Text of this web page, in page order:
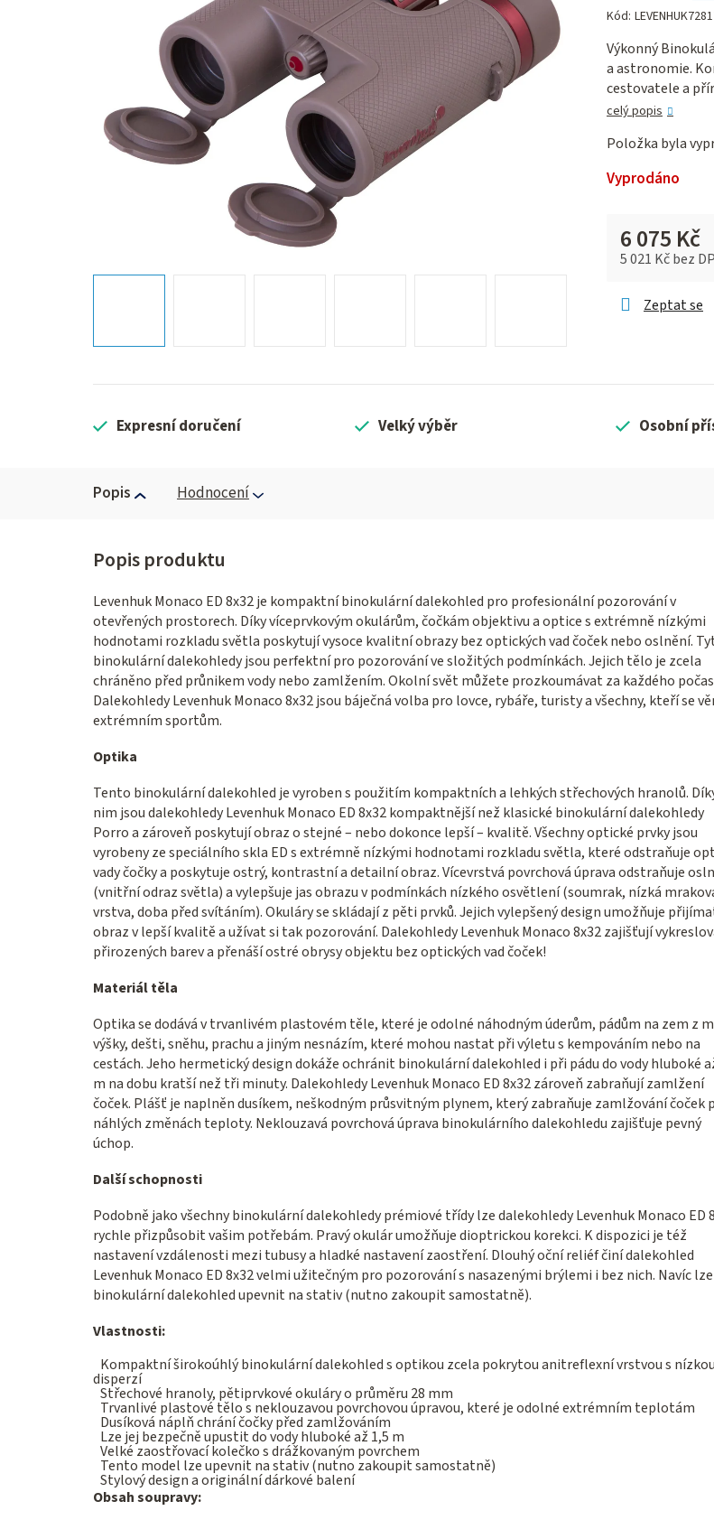
hodnocení
je
0,0
z 5
hvězdiček.
Kód:
Výkonný
a astronomie.
cestovatele a
celý popis
Položka byla
Vyprodáno
6 075 Kč
5 021 Kč bez
Zeptat se
Expresní doručení Velký výběr Osobní
Popis Hodnocení
Levenhuk Monaco ED 8x32 je kompaktní binokulární dalekohled pro profesionální pozorování v
otevřených prostorech. Díky víceprvkovým okulárům, čočkám objektivu a optice s extrémně nízkými
hodnotami rozkladu světla poskytují vysoce kvalitní obrazy bez optických vad čoček nebo oslnění.
binokulární dalekohledy jsou perfektní pro pozorování ve složitých podmínkách. Jejich tělo je zcela
chráněno před průnikem vody nebo zamlžením. Okolní svět můžete prozkoumávat za každého
Dalekohledy Levenhuk Monaco 8x32 jsou báječná volba pro lovce, rybáře, turisty a všechny, kteří se
extrémním sportům.
Optika
Tento binokulární dalekohled je vyroben s použitím kompaktních a lehkých střechových hranolů.
nim jsou dalekohledy Levenhuk Monaco ED 8x32 kompaktnější než klasické binokulární dalekohledy
Porro a zároveň poskytují obraz o stejné – nebo dokonce lepší – kvalitě. Všechny optické prvky jsou
vyrobeny ze speciálního skla ED s extrémně nízkými hodnotami rozkladu světla, které odstraňuje
vady čočky a poskytuje ostrý, kontrastní a detailní obraz. Vícevrstvá povrchová úprava odstraňuje
(vnitřní odraz světla) a vylepšuje jas obrazu v podmínkách nízkého osvětlení (soumrak, nízká
vrstva, doba před svítáním). Okuláry se skládají z pěti prvků. Jejich vylepšený design umožňuje
obraz v lepší kvalitě a užívat si tak pozorování. Dalekohledy Levenhuk Monaco 8x32 zajišťují
přirozených barev a přenáší ostré obrysy objektu bez optických vad čoček!
Materiál těla
Optika se dodává v trvanlivém plastovém těle, které je odolné náhodným úderům, pádům na zem z
výšky, dešti, sněhu, prachu a jiným nesnázím, které mohou nastat při výletu s kempováním nebo na
cestách. Jeho hermetický design dokáže ochránit binokulární dalekohled i při pádu do vody hluboké
m na dobu kratší než tři minuty. Dalekohledy Levenhuk Monaco ED 8x32 zároveň zabraňují zamlžení
čoček. Plášť je naplněn dusíkem, neškodným průsvitným plynem, který zabraňuje zamlžování čoček
náhlých změnách teploty. Neklouzavá povrchová úprava binokulárního dalekohledu zajišťuje pevný
úchop.
Další schopnosti
Podobně jako všechny binokulární dalekohledy prémiové třídy lze dalekohledy Levenhuk Monaco ED
rychle přizpůsobit vašim potřebám. Pravý okulár umožňuje dioptrickou korekci. K dispozici je též
nastavení vzdálenosti mezi tubusy a hladké nastavení zaostření. Dlouhý oční reliéf činí dalekohled
Levenhuk Monaco ED 8x32 velmi užitečným pro pozorování s nasazenými brýlemi i bez nich. Navíc lze
binokulární dalekohled upevnit na stativ (nutno zakoupit samostatně).
Vlastnosti:
Kompaktní širokoúhlý binokulární dalekohled s optikou zcela pokrytou anitreflexní vrstvou s nízkou
disperzí
Střechové hranoly, pětiprvkové okuláry o průměru 28 mm
Trvanlivé plastové tělo s neklouzavou povrchovou úpravou, které je odolné extrémním teplotám
Dusíková náplň chrání čočky před zamlžováním
Lze jej bezpečně upustit do vody hluboké až 1,5 m
Velké zaostřovací kolečko s drážkovaným povrchem
Tento model lze upevnit na stativ (nutno zakoupit samostatně)
Stylový design a originální dárkové balení
Obsah soupravy: